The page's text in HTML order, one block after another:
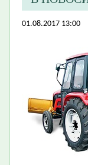
01.08.2017 13:00